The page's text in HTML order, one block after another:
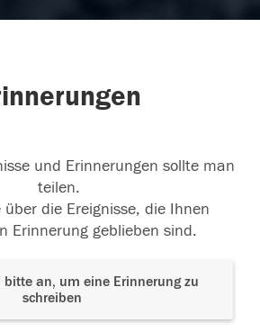
und Erinnerungen sollte man
teilen.
über die Ereignisse, die Ihnen
Erinnerung geblieben sind.
bitte an, um eine Erinnerung zu
schreiben